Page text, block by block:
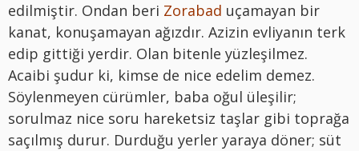
edilmiştir. Ondan beri Zorabad uçamayan bir
kanat, konuşamayan ağızdır. Azizin evliyanın terk
edip gittiği yerdir. Olan bitenle yüzleşilmez.
Acaibi şudur ki, kimse de nice edelim demez.
Söylenmeyen cürümler, baba oğul üleşilir;
sorulmaz nice soru hareketsiz taşlar gibi toprağa
saçılmış durur. Durduğu yerler yaraya döner; süt